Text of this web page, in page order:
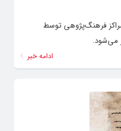
فرهنگ‌پژوهی توسط
می‌شود.
ادامه خبر